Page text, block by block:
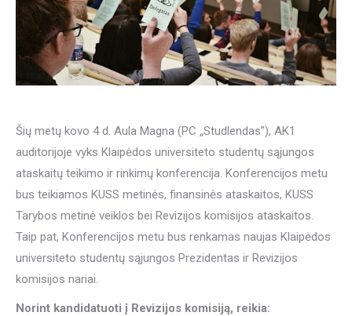
Šių metų kovo 4 d. Aula Magna (PC „Studlendas”), AK1
auditorijoje vyks Klaipėdos universiteto studentų sąjungos
ataskaitų teikimo ir rinkimų konferencija. Konferencijos metu
bus teikiamos KUSS metinės, finansinės ataskaitos, KUSS
Tarybos metinė veiklos bei Revizijos komisijos ataskaitos.
Taip pat, Konferencijos metu bus renkamas naujas Klaipėdos
universiteto studentų sąjungos Prezidentas ir Revizijos
komisijos nariai.
Norint kandidatuoti į Revizijos komisiją, reikia: